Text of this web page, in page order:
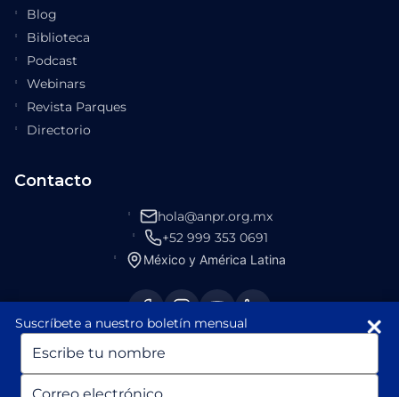
Blog
Biblioteca
Podcast
Webinars
Revista Parques
Directorio
Contacto
hola@anpr.org.mx
+52 999 353 0691
México y América Latina
Suscríbete a nuestro boletín mensual
nombre